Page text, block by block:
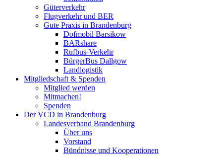
Güterverkehr
Flugverkehr und BER
Gute Praxis in Brandenburg
Dofmobil Barsikow
BARshare
Rufbus-Verkehr
BürgerBus Dallgow
Landlogistik
Mitgliedschaft & Spenden
Mitglied werden
Mitmachen!
Spenden
Der VCD in Brandenburg
Landesverband Brandenburg
Über uns
Vorstand
Bündnisse und Kooperationen